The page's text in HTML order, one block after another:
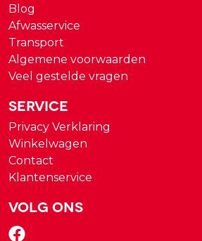
Blog
Afwasservice
Transport
Algemene voorwaarden
Veel gestelde vragen
Service
Privacy Verklaring
Winkelwagen
Contact
Klantenservice
Volg ons